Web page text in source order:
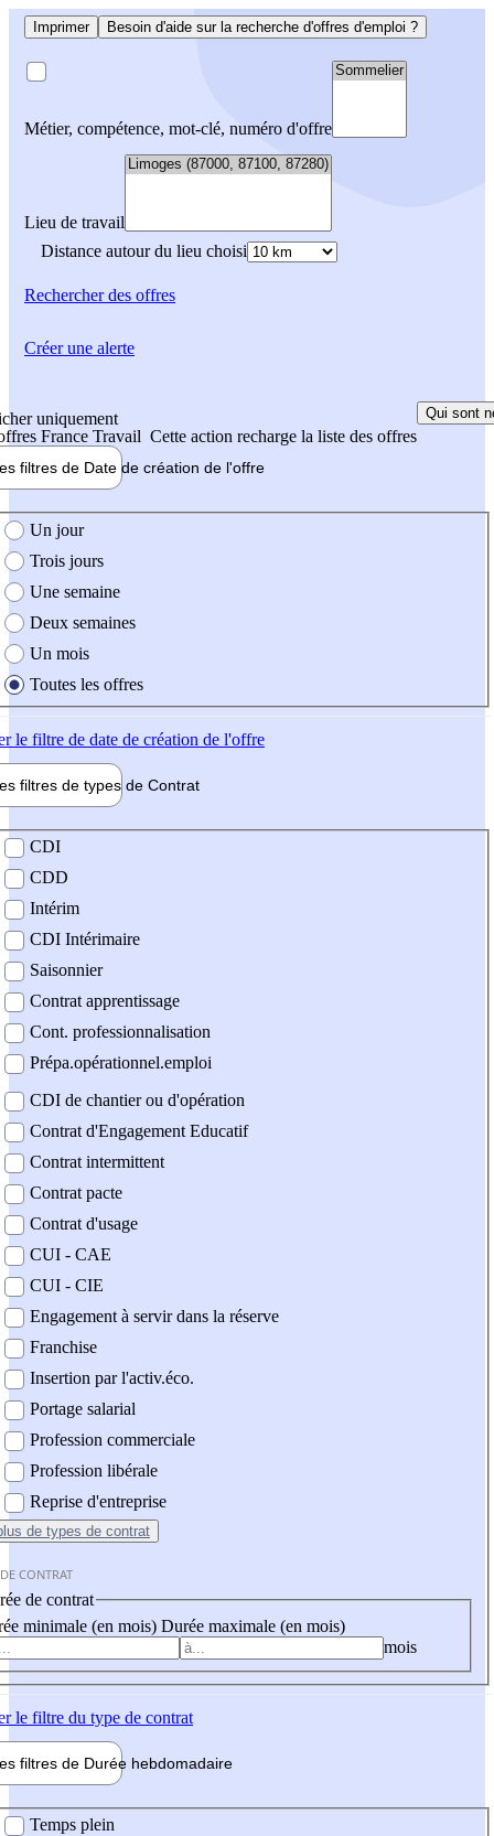
Imprimer Besoin d'aide sur la recherche d'offres d'emploi ?
Métier, compétence, mot-clé, numéro d'offre
Lieu de travail
Distance autour du lieu choisi
Rechercherdes offres
uniquement
France Travail Cette action recharge la liste des offres
Qui sont
filtres de Date de création de l'offre
création de l'offre
Un jour
Trois jours
Une semaine
Deux semaines
Un mois
Toutes les offres
le filtre de date de création de l'offre
filtres de types de Contrat
contrat
CDI
CDD
Intérim
CDI Intérimaire
Saisonnier
Contrat apprentissage
Cont. professionnalisation
Prépa.opérationnel.emploi
CDI de chantier ou d'opération
Contrat d'Engagement Educatif
Contrat intermittent
Contrat pacte
Contrat d'usage
CUI - CAE
CUI - CIE
Engagement à servir dans la réserve
Franchise
Insertion par l'activ.éco.
Portage salarial
Profession commerciale
Profession libérale
Reprise d'entreprise
de types de contrat
CONTRAT
de contrat
minimale (en mois) Durée maximale (en mois)
mois
le filtre du type de contrat
filtres de Durée hebdomadaire
Temps plein
Créer une alerte